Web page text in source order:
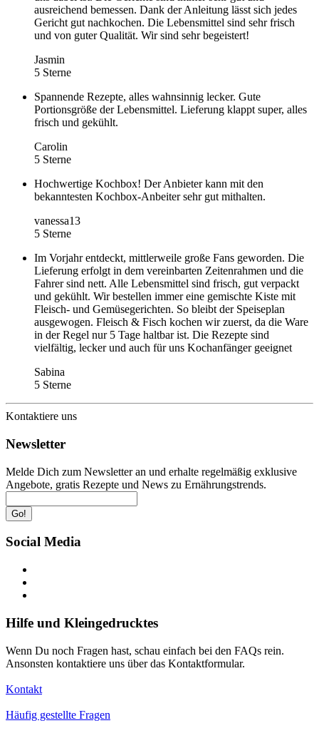
ausreichend bemessen. Dank der Anleitung lässt sich jedes
Gericht gut nachkochen. Die Lebensmittel sind sehr frisch
und von guter Qualität. Wir sind sehr begeistert!
Jasmin
5 Sterne
Spannende Rezepte, alles wahnsinnig lecker. Gute
Portionsgröße der Lebensmittel. Lieferung klappt super, alles
frisch und gekühlt.
Carolin
5 Sterne
Hochwertige Kochbox! Der Anbieter kann mit den
bekanntesten Kochbox-Anbeiter sehr gut mithalten.
vanessa13
5 Sterne
Im Vorjahr entdeckt, mittlerweile große Fans geworden. Die
Lieferung erfolgt in dem vereinbarten Zeitenrahmen und die
Fahrer sind nett. Alle Lebensmittel sind frisch, gut verpackt
und gekühlt. Wir bestellen immer eine gemischte Kiste mit
Fleisch- und Gemüsegerichten. So bleibt der Speiseplan
ausgewogen. Fleisch & Fisch kochen wir zuerst, da die Ware
in der Regel nur 5 Tage haltbar ist. Die Rezepte sind
vielfältig, lecker und auch für uns Kochanfänger geeignet
Sabina
5 Sterne
Kontaktiere uns
Newsletter
Melde Dich zum Newsletter an und erhalte regelmäßig exklusive
Angebote, gratis Rezepte und News zu Ernährungstrends.
Go!
Social Media
Hilfe und Kleingedrucktes
Wenn Du noch Fragen hast, schau einfach bei den FAQs rein.
Ansonsten kontaktiere uns über das Kontaktformular.
Kontakt
Häufig gestellte Fragen